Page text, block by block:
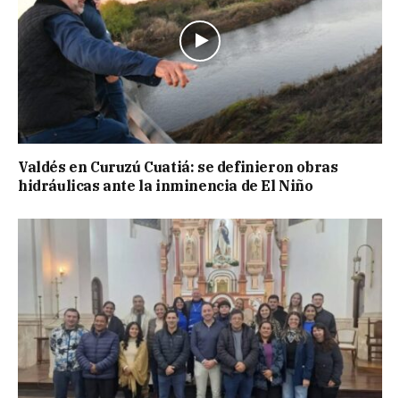
Valdés en Curuzú Cuatiá: se definieron obras
hidráulicas ante la inminencia de El Niño